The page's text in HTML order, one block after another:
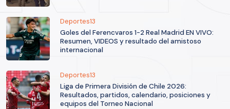
Deportes13
Goles del Ferencvaros 1-2 Real Madrid EN VIVO:
Resumen, VIDEOS y resultado del amistoso
internacional
Deportes13
Liga de Primera División de Chile 2026:
Resultados, partidos, calendario, posiciones y
equipos del Torneo Nacional